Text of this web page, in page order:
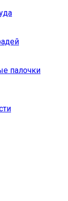
палочки